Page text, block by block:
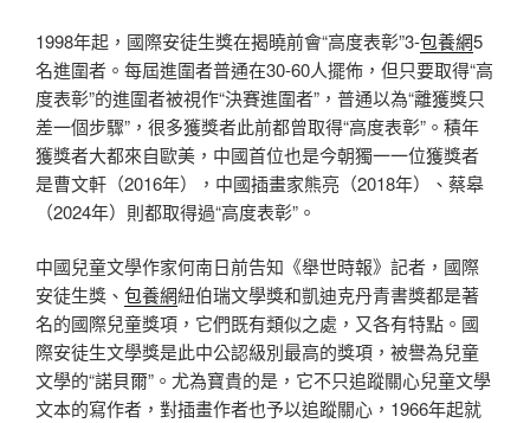
1998年起，國際安徒生獎在揭曉前會“高度表彰”3-包養網5
名進圍者。每屆進圍者普通在30-60人擺佈，但只要取得“高
度表彰”的進圍者被視作“決賽進圍者”，普通以為“離獲獎只
差一個步驟”，很多獲獎者此前都曾取得“高度表彰”。積年
獲獎者大都來自歐美，中國首位也是今朝獨一一位獲獎者
是曹文軒（2016年），中國插畫家熊亮（2018年）、蔡皋
（2024年）則都取得過“高度表彰”。
中國兒童文學作家何南日前告知《舉世時報》記者，國際
安徒生獎、 包養網紐伯瑞文學獎和凱迪克丹青書獎都是著
名的國際兒童獎項，它們既有類似之處，又各有特點。國
際安徒生文學獎是此中公認級別最高的獎項，被譽為兒童
文學的“諾貝爾”。尤為寶貴的是，它不只追蹤關心兒童文學
文本的寫作者，對插畫作者也予以追蹤關心，1966年起就